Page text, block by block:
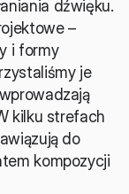
dźwięku.
–
i formy
je
kilku strefach
do
kompozycji